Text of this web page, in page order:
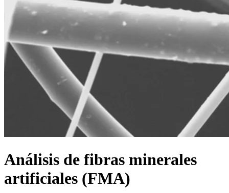
Análisis de fibras minerales
artificiales (FMA)